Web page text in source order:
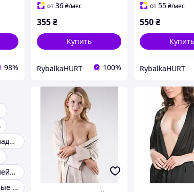
98%
от36₴/мес
355₴
Купить
RybalkaHURT 100%
от55₴/мес
550₴
Купить
RybalkaHURT
Силиконовые накладки на соски
Силиконовые наклейки на соски
Липкие силиконовые накладки на грудь